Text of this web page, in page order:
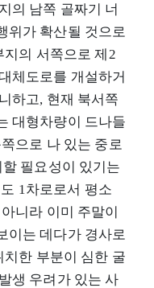
의 남쪽 골짜기 너
위가 확산될 것으로
지의 서쪽으로 제2
체도로를 개설하거
하고, 현재 북서쪽
대형차량이 드나들
으로 나 있는 중로
필요성이 있기는
1차로로서 평소
니라 이미 주말이
이는 데다가 경사로
치한 부분이 심한 굴
생 우려가 있는 사